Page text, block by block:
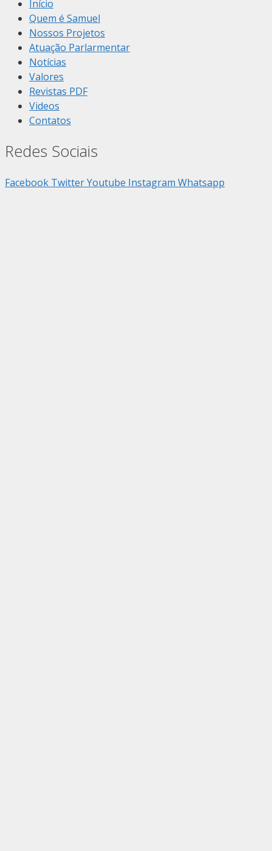
Início
Quem é Samuel
Nossos Projetos
Atuação Parlarmentar
Notícias
Valores
Revistas PDF
Videos
Contatos
Redes Sociais
Facebook TwitterYoutube Instagram Whatsapp